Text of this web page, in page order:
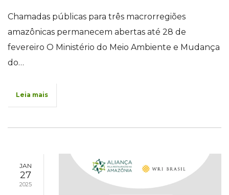
Chamadas públicas para três macrorregiões
amazônicas permanecem abertas até 28 de
fevereiro O Ministério do Meio Ambiente e Mudança
do…
Leia mais
JAN
27
2025